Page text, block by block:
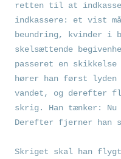
retten til at
indkassere: et vist
beundring, kvinder i
skelsættende
passeret en
hører han først lyden
vandet, og derefter
skrig. Han tænker: Nu
Derefter fjerner han
Skriget skal han